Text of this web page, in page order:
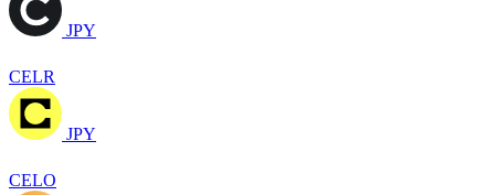
JPY
CELR
JPY
CELO